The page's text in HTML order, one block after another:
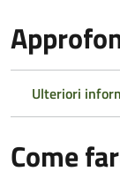
Ulteriori
Come